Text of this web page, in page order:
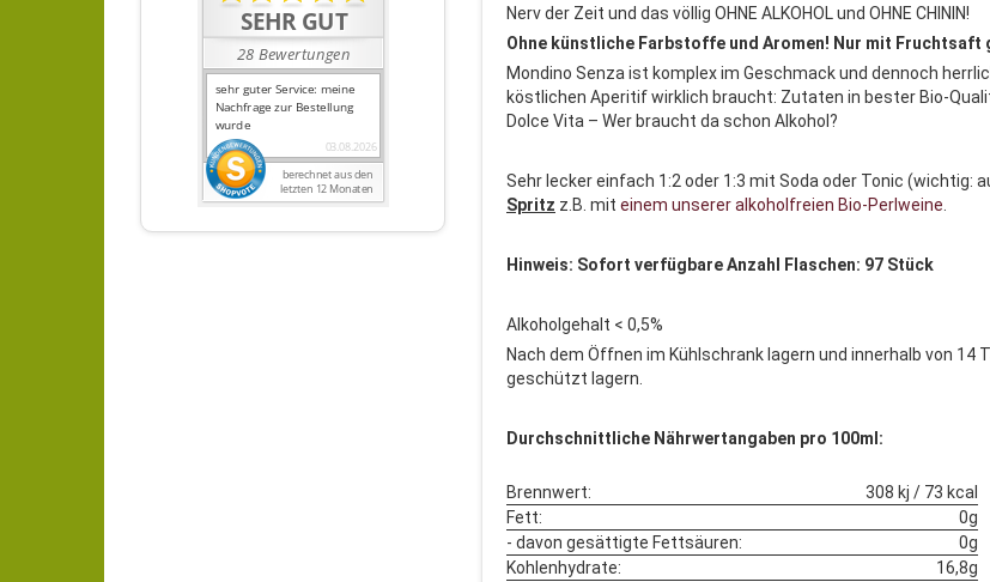
Nerv der Zeit und das völlig OHNE ALKOHOL und OHNE CHININ!
Ohne künstliche Farbstoffe und Aromen! Nur mit Fruchtsaft
Mondino Senza ist komplex im Geschmack und dennoch
köstlichen Aperitif wirklich braucht: Zutaten in bester Bio-
Dolce Vita – Wer braucht da schon Alkohol?
Sehr lecker einfach 1:2 oder 1:3 mit Soda oder Tonic (wichtig:
Spritz z.B. mit einem unserer alkoholfreien Bio-Perlweine
Hinweis: Sofort verfügbare Anzahl Flaschen: 97 Stück
Alkoholgehalt < 0,5%
Nach dem Öffnen im Kühlschrank lagern und innerhalb von 14
geschützt lagern.
Durchschnittliche Nährwertangaben pro 100ml:
Brennwert:
308 kj / 73 kcal
Fett:
0g
- davon gesättigte Fettsäuren:
0g
Kohlenhydrate:
16,8g